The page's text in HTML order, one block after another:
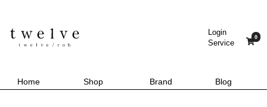
Login
Service
0
Home Shop Brand Blog